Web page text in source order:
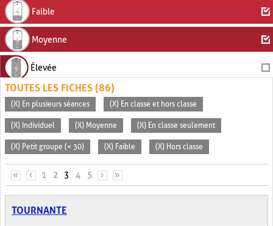
Faible
Moyenne
Élevée
TOUTES LES FICHES (86)
(X) En plusieurs séances (X) En classe et hors classe
(X) Individuel (X) Moyenne (X) En classe seulement
(X) Petit groupe (< 30) (X) Faible (X) Hors classe
PAGES
« ‹ 1 2 3 4 5 › »
TOURNANTE